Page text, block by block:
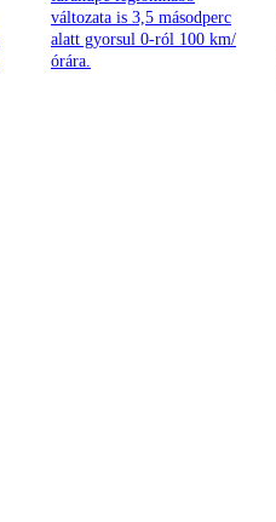
változata is 3,5 másodperc
alatt gyorsul 0-ról 100 km/
órára.